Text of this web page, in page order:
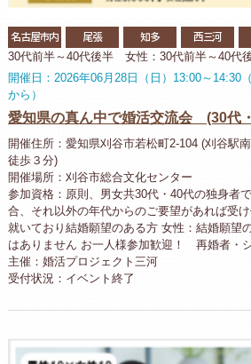
名古屋市内 尾張 知多 西三河
30代前半～40代後半 女性：30代前半～40代
開催日：2026年06月28日（日）13:00～14:30
から）
愛知県の真ん中で婚活交流会 (30代
開催住所：愛知県刈谷市若松町2-104 (刈谷駅
徒歩３分)
開催場所：刈谷市総合文化センター
参加資格：原則、男女共30代・40代の独身者
合、それ以外の年代からのご要望があれば受
就いており結婚願望のある方 女性：結婚願望
はありません お一人様参加歓迎！ 再婚者・
主催：婚活プロジェクト三河
受付状況：イベント終了